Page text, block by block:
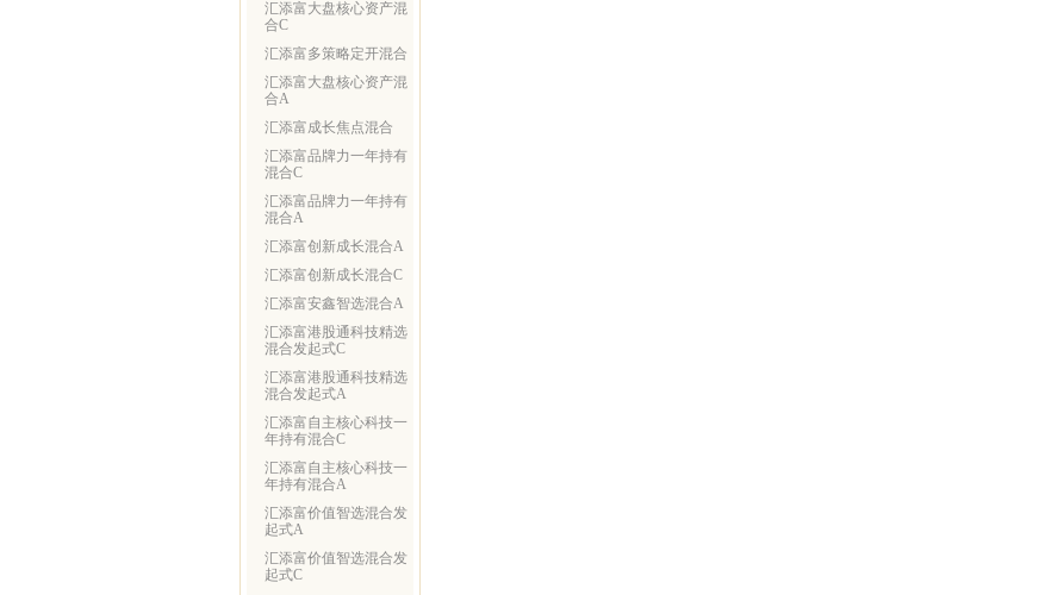
汇添富大盘核心资产混
合C
汇添富多策略定开混合
汇添富大盘核心资产混
合A
汇添富成长焦点混合
汇添富品牌力一年持有
混合C
汇添富品牌力一年持有
混合A
汇添富创新成长混合A
汇添富创新成长混合C
汇添富安鑫智选混合A
汇添富港股通科技精选
混合发起式C
汇添富港股通科技精选
混合发起式A
汇添富自主核心科技一
年持有混合C
汇添富自主核心科技一
年持有混合A
汇添富价值智选混合发
起式A
汇添富价值智选混合发
起式C